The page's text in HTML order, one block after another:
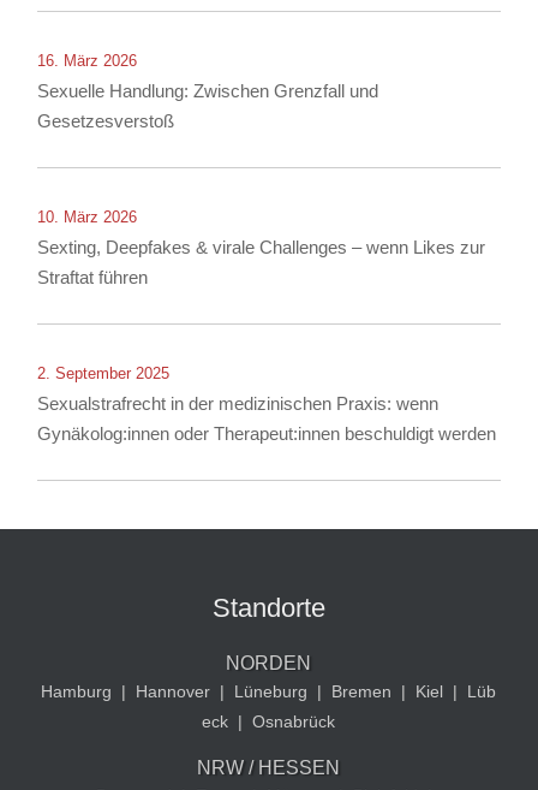
16. März 2026
Sexuelle Handlung: Zwischen Grenzfall und
Gesetzesverstoß
10. März 2026
Sexting, Deepfakes & virale Challenges – wenn Likes zur
Straftat führen
2. September 2025
Sexualstrafrecht in der medizinischen Praxis: wenn
Gynäkolog:innen oder Therapeut:innen beschuldigt werden
Standorte
NORDEN
Hamburg | Hannover | Lüneburg | Bremen | Kiel |
Lüb
eck | Osnabrück
NRW / HESSEN